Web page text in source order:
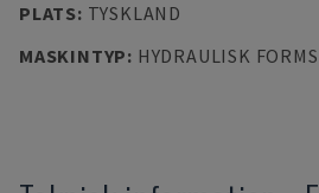
PLATS: TYSKLAND
MASKINTYP: HYDRAULISK